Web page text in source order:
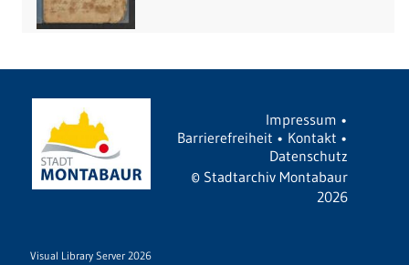
Impressum •
Barrierefreiheit • Kontakt •
Datenschutz
© Stadtarchiv Montabaur
2026
Visual Library Server 2026